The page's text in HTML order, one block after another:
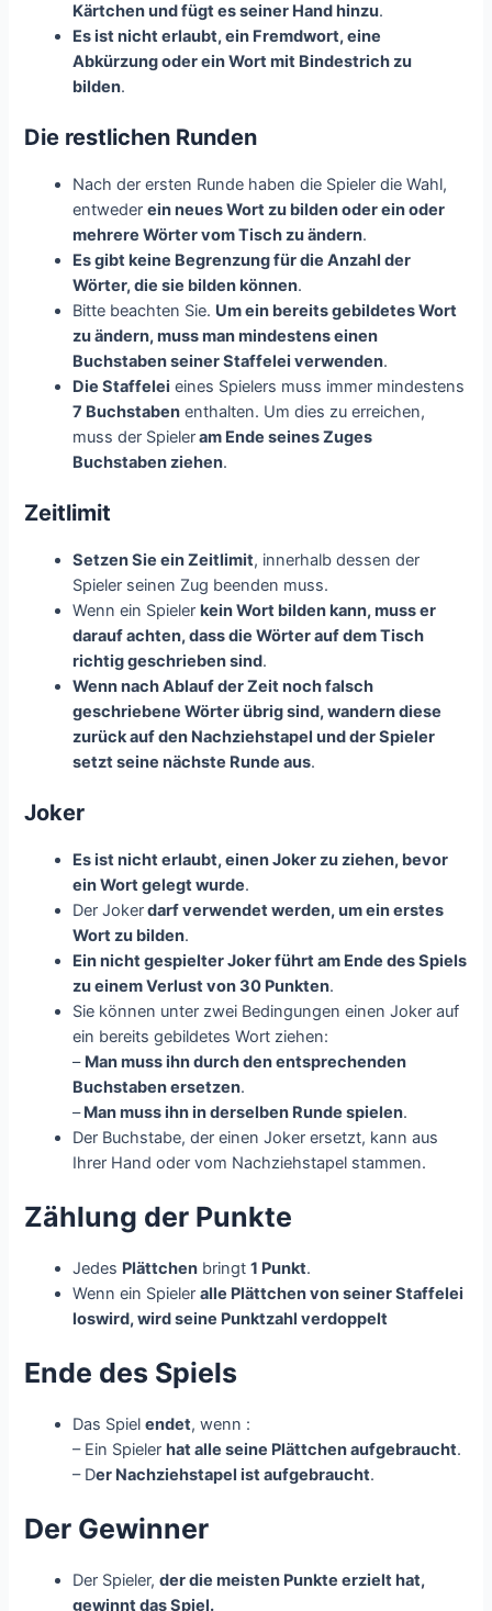
Kärtchen und fügt es seiner Hand hinzu.
Es ist nicht erlaubt, ein Fremdwort, eine
Abkürzung oder ein Wort mit Bindestrich zu
bilden.
Die restlichen Runden
Nach der ersten Runde haben die Spieler die Wahl,
entwederein neues Wort zu bilden oder ein oder
mehrere Wörter vom Tisch zu ändern.
Es gibt keine Begrenzung für die Anzahl der
Wörter, die sie bilden können.
Bitte beachten Sie. Um ein bereits gebildetes Wort
zu ändern, muss man mindestens einen
Buchstaben seiner Staffelei verwenden.
Die Staffelei eines Spielers muss immer mindestens
7 Buchstaben enthalten. Um dies zu erreichen,
muss der Spieleram Ende seines Zuges
Buchstaben ziehen.
Zeitlimit
Setzen Sie ein Zeitlimit, innerhalb dessen der
Spieler seinen Zug beenden muss.
Wenn ein Spielerkein Wort bilden kann, muss er
darauf achten, dass die Wörter auf dem Tisch
richtig geschrieben sind.
Wenn nach Ablauf der Zeit noch falsch
geschriebene Wörter übrig sind, wandern diese
zurück auf den Nachziehstapel und der Spieler
setzt seine nächste Runde aus.
Joker
Es ist nicht erlaubt, einen Joker zu ziehen, bevor
ein Wort gelegt wurde.
Der Jokerdarf verwendet werden, um ein erstes
Wort zu bilden.
Ein nicht gespielter Joker führt am Ende des Spiels
zu einem Verlust von 30 Punkten.
Sie können unter zwei Bedingungen einen Joker auf
ein bereits gebildetes Wort ziehen:
– Man muss ihn durch den entsprechenden
Buchstaben ersetzen.
–Man muss ihn in derselben Runde spielen.
Der Buchstabe, der einen Joker ersetzt, kann aus
Ihrer Hand oder vom Nachziehstapel stammen.
Zählung der Punkte
Jedes Plättchen bringt1 Punkt.
Wenn ein Spieleralle Plättchen von seiner Staffelei
loswird, wird seine Punktzahl verdoppelt
Ende des Spiels
Das Spielendet, wenn :
– Ein Spielerhat alle seine Plättchen aufgebraucht.
– Der Nachziehstapel ist aufgebraucht.
Der Gewinner
Der Spieler,der die meisten Punkte erzielt hat,
gewinnt das Spiel.